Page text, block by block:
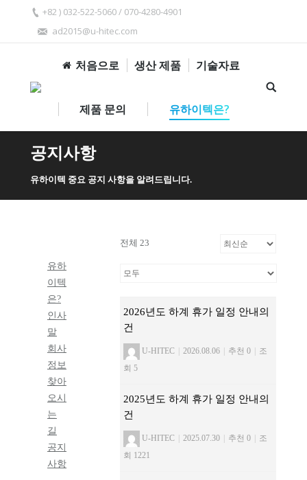
+82 ) 032-522-5060 / 070-4280-4901
ad2015@u-hitec.com
처음으로 생산 제품 기술자료
제품 문의 유하이텍은?
공지사항
유하이텍 중요 공지 사항을 알려드립니다.
전체 23
2026년도 하계 휴가 일정 안내의
건
U-HITEC 2026.08.06 추천 0
조
회 5
2025년도 하계 휴가 일정 안내의
건
U-HITEC 2025.07.30 추천 0
조
회 1221
유하
이텍
은?
인사
말
회사
정보
찾아
오시
는
길
공지
사항